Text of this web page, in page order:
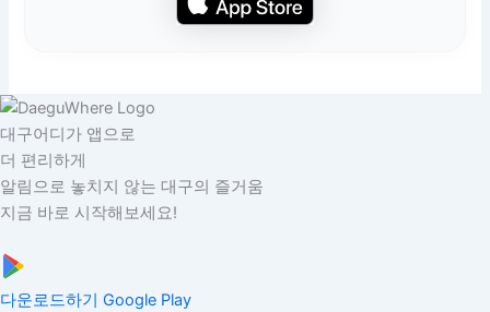
대구어디가 앱으로
더 편리하게
알림으로 놓치지 않는 대구의 즐거움
지금 바로 시작해보세요!
다운로드하기 Google Play